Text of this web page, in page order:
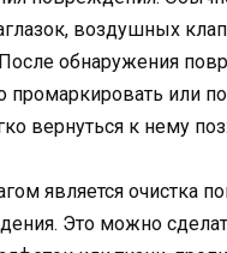
воздушных
обнаружения
промаркировать или
вернуться к нему
является очистка
Это можно